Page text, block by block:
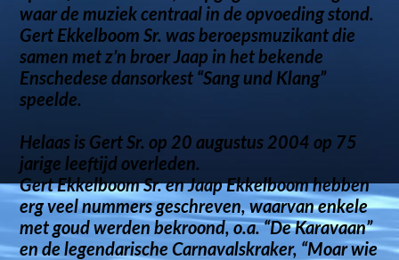
waar de muziek centraal in de opvoeding stond.
Gert Ekkelboom Sr. was beroepsmuzikant die
samen met z’n broer Jaap in het bekende
Enschedese dansorkest “Sang und Klang”
speelde.
Helaas is Gert Sr. op 20 augustus 2004 op 75
jarige leeftijd overleden.
Gert Ekkelboom Sr. en Jaap Ekkelboom hebben
erg veel nummers geschreven, waarvan enkele
met goud werden bekroond, o.a. “De Karavaan”
en de legendarische Carnavalskraker, “Moar wie